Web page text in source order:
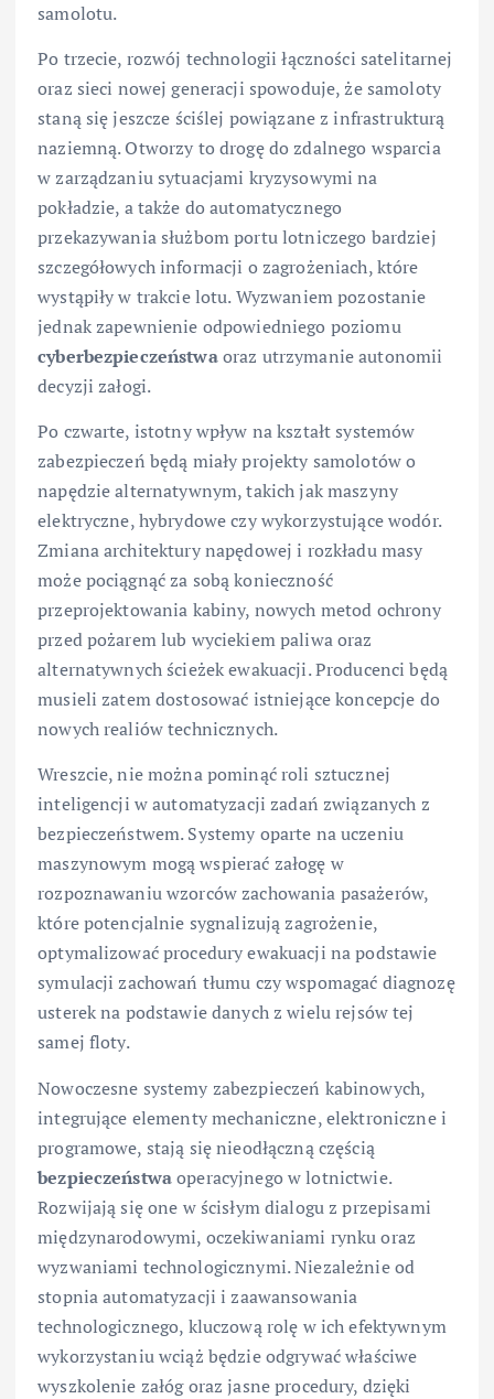
samolotu.
Po trzecie, rozwój technologii łączności satelitarnej
oraz sieci nowej generacji spowoduje, że samoloty
staną się jeszcze ściślej powiązane z infrastrukturą
naziemną. Otworzy to drogę do zdalnego wsparcia
w zarządzaniu sytuacjami kryzysowymi na
pokładzie, a także do automatycznego
przekazywania służbom portu lotniczego bardziej
szczegółowych informacji o zagrożeniach, które
wystąpiły w trakcie lotu. Wyzwaniem pozostanie
jednak zapewnienie odpowiedniego poziomu
cyberbezpieczeństwaoraz utrzymanie autonomii
decyzji załogi.
Po czwarte, istotny wpływ na kształt systemów
zabezpieczeń będą miały projekty samolotów o
napędzie alternatywnym, takich jak maszyny
elektryczne, hybrydowe czy wykorzystujące wodór.
Zmiana architektury napędowej i rozkładu masy
może pociągnąć za sobą konieczność
przeprojektowania kabiny, nowych metod ochrony
przed pożarem lub wyciekiem paliwa oraz
alternatywnych ścieżek ewakuacji. Producenci będą
musieli zatem dostosować istniejące koncepcje do
nowych realiów technicznych.
Wreszcie, nie można pominąć roli sztucznej
inteligencji w automatyzacji zadań związanych z
bezpieczeństwem. Systemy oparte na uczeniu
maszynowym mogą wspierać załogę w
rozpoznawaniu wzorców zachowania pasażerów,
które potencjalnie sygnalizują zagrożenie,
optymalizować procedury ewakuacji na podstawie
symulacji zachowań tłumu czy wspomagać diagnozę
usterek na podstawie danych z wielu rejsów tej
samej floty.
Nowoczesne systemy zabezpieczeń kabinowych,
integrujące elementy mechaniczne, elektroniczne i
programowe, stają się nieodłączną częścią
bezpieczeństwaoperacyjnego w lotnictwie.
Rozwijają się one w ścisłym dialogu z przepisami
międzynarodowymi, oczekiwaniami rynku oraz
wyzwaniami technologicznymi. Niezależnie od
stopnia automatyzacji i zaawansowania
technologicznego, kluczową rolę w ich efektywnym
wykorzystaniu wciąż będzie odgrywać właściwe
wyszkolenie załóg oraz jasne procedury, dzięki